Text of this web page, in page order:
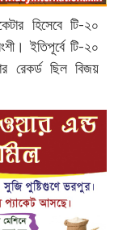
হিসেবে টি-২০
ইতিপূর্বে টি-২০
রেকর্ড ছিল বিজয়